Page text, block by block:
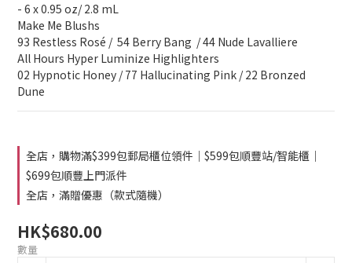
- 6 x 0.95 oz/ 2.8 mL
Make Me Blushs
93 Restless Rosé /  54 Berry Bang  / 44 Nude Lavalliere
All Hours Hyper Luminize Highlighters
02 Hypnotic Honey / 77 Hallucinating Pink / 22 Bronzed
Dune
全店，購物滿$399包郵局櫃位領件｜$599包順豐站/智能櫃｜
$699包順豐上門派件
全店，滿贈優惠（款式隨機）
HK$680.00
數量